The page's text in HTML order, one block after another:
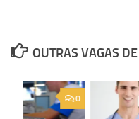
OUTRAS VAGAS
0